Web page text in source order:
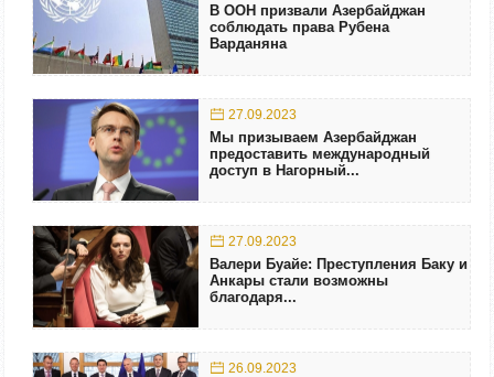
В ООН призвали Азербайджан
соблюдать права Рубена
Варданяна
27.09.2023
Мы призываем Азербайджан
предоставить международный
доступ в Нагорный...
27.09.2023
Валери Буайе: Преступления Баку и
Анкары стали возможны
благодаря...
26.09.2023